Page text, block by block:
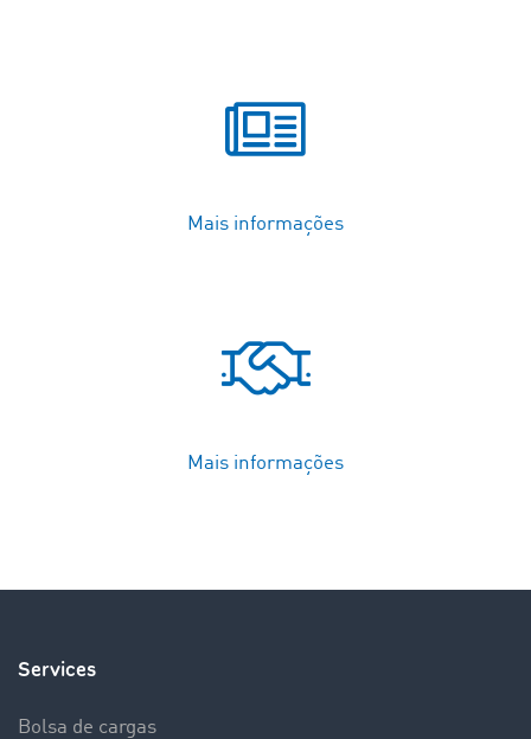
Mais informações
Mais informações
Services
Bolsa de cargas